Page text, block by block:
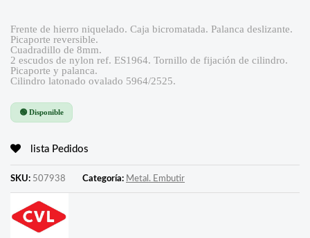
Frente de hierro niquelado. Caja bicromatada. Palanca deslizante.
Picaporte reversible.
Cuadradillo de 8mm.
2 escudos de nylon ref. ES1964. Tornillo de fijación de cilindro.
Picaporte y palanca.
Cilindro latonado ovalado 5964/2525.
🟢 Disponible
lista Pedidos
SKU: 507938 Categoría: Metal. Embutir